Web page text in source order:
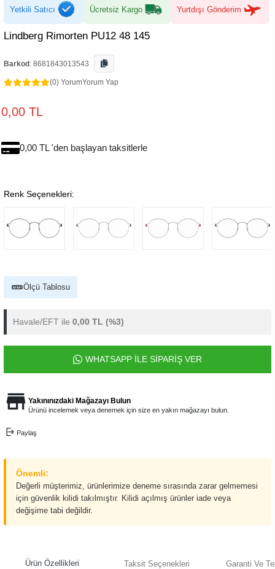
Yetkili Satıcı Ücretsiz Kargo Yurtdışı Gönderim
Lindberg Rimorten PU12 48 145
Barkod : 8681843013543
(0) YorumYorum Yap
0,00 TL
0,00 TL 'den başlayan taksitlerle
Renk Seçenekleri:
Ölçü Tablosu
Havale/EFT ile 0,00 TL (%3)
WHATSAPP İLE SİPARİŞ VER
Yakınınızdaki Mağazayı Bulun
Ürünü incelemek veya denemek için size en yakın mağazayı bulun.
Paylaş
Önemli:
Değerli müşterimiz, ürünlerimize deneme sırasında zarar gelmemesi
için güvenlik kilidi takılmıştır. Kilidi açılmış ürünler iade veya
değişime tabi değildir.
Ürün Özellikleri Taksit Seçenekleri Garanti Ve